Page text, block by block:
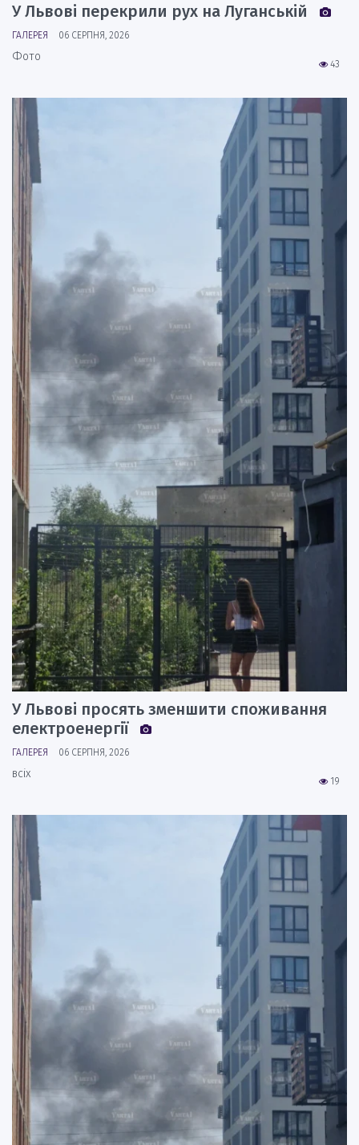
У Львові перекрили рух на Луганській
ГАЛЕРЕЯ 06 СЕРПНЯ, 2026
43
Фото
У Львові просять зменшити споживання
електроенергії
ГАЛЕРЕЯ 06 СЕРПНЯ, 2026
19
всіх